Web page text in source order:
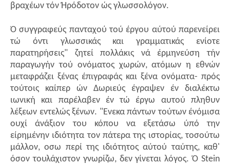
βραχέων τόν Ήρόδοτον ώς γλωσσολόγον.
Ό συγγραφεύς πανταχού τού έργου αύτού παρενείρει
τώ όντι γλωσσικάς και γραμματικάς ενίοτε
παρατηρήσεις" ζητεί πολλάκις νά έρμηνεύση τήν
παραγωγήν τού ονόματος χωρών, ατόμων η εθνών
μεταφράζει ξένας έπιγραφάς και ξένα ονόματα- πρός
τούτοις καίπερ ών Δωριεύς έγραψεν έν διαλέκτω
ιωνική και παρέλαβεν έν τώ έργω αυτού πληθυν
λέξεων εντελώς ξένων. "Ενεκα πάντων τούτων ένόμισα
ουχί άνάξιον του κόπου να εξετάσω ύπό την
είρημένην ιδιότητα τον πάτερα της ιστορίας, τοσούτω
μάλλον, οσω περί της ιδιότητος αύτού ταύτης, καθ'
όσον τουλάχιστον γνωρίζω, δεν γίνεται λόγος. Ό Stein